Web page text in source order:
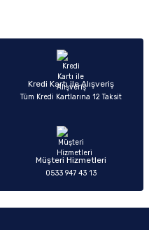
siz yapın!
Kredi Kartı ile Alışveriş
Tüm Kredi Kartlarına 12 Taksit
Müşteri Hizmetleri
0533 947 43 13